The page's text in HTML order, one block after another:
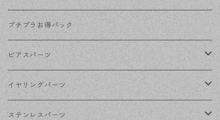
KCゴールド
ゴールド
シルバー
ホワイトシルバー
プチプラお得パック
ピアスパーツ
ポストピアス
フックピアス
イヤリングパーツ
ネジばねイヤリング
ステンレスパーツ